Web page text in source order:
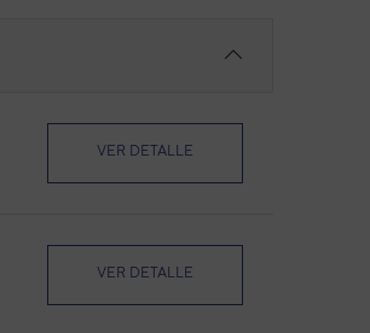
VER DETALLE
VER DETALLE